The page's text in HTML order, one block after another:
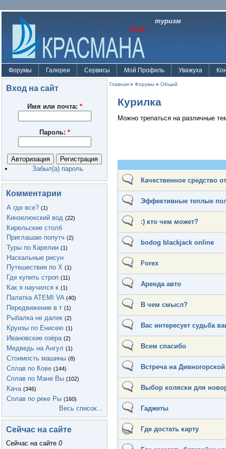
туризм
Форумы Галереи Сервисы Мой Профиль Уважуха
Вход на сайт
Имя или почта: *
Пароль: *
Забыл(а) пароль
Комментарии
А где все? (1)
Кинзелюкский вод (22)
Кирельские столб
Приглашаю попутч (2)
Туры по Карелии (1)
Наскальные рисун
Путешествия по Х (1)
Где купить строп (11)
Как я научился к (1)
Палатка ATEMI VA (40)
Передвижение в т (1)
Рыбалка не далек (2)
Круизы по Енисею (1)
Ивановские озёра (2)
Медведь на Ангул (1)
Стоимость машины (8)
Сплав по Кове (144)
Сплав по Мане Вы (102)
Кача (346)
Сплав по реке Ры (160)
Весь список...
Сейчас на сайте
Сейчас на сайте 0
Главная » Форумы » Общий
Курилка
Можно трепаться на различные
Качественное средство
Эффективные теплые
:) кто чем может?
bodog blackjack online
Forex
Аренда авто
В чем смысл?
Вас интересует судьба
Всем спасибо
Встреча на
Выбор коляски для
Гаджеты
Где достать карту